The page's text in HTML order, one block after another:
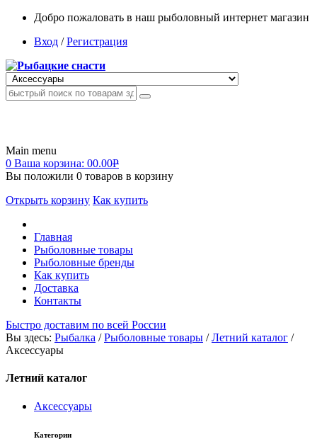
Добро пожаловать в наш рыболовный интернет магазин
Вход /Регистрация
Main menu
0 Ваша корзина: 00.00Р
Вы положили 0 товаров в корзину
Открыть корзину Как купить
Главная
Рыболовные товары
Рыболовные бренды
Как купить
Доставка
Контакты
Быстро доставим по всей России
Вы здесь: Рыбалка /Рыболовные товары /Летний каталог /
Аксессуары
Летний каталог
Аксессуары
Категории